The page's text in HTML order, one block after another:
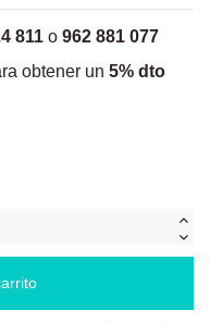
811 o 962 881 077
obtener un 5% dto